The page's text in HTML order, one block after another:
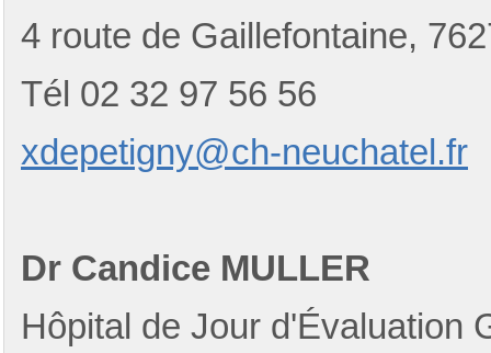
4 route de Gaillefontaine,
Tél 02 32 97 56 56
xdepetigny@ch-neuchatel.fr
Dr Candice MULLER
Hôpital de Jour d'Évaluation